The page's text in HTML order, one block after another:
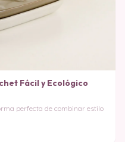
Fácil y Ecológico
perfecta de combinar estilo